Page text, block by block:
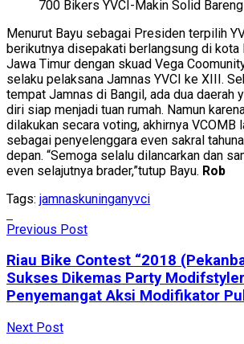
700 Bikers YVCI-Makin Solid
Menurut Bayu sebagai Presiden terpilih
berikutnya disepakati berlangsung di kota
Jawa Timur dengan skuad Vega
selaku pelaksana Jamnas YVCI ke XIII.
tempat Jamnas di Bangil, ada dua daerah
diri siap menjadi tuan rumah. Namun
dilakukan secara voting, akhirnya VCOMB
sebagai penyelenggara even sakral
depan. “Semoga selalu dilancarkan dan
even selajutnya brader,”tutup Bayu. Rob
Tags: jamnaskuninganyvci
Previous Post
Riau Bike Contest “2018
Sukses Dikemas Party
Penyemangat Aksi Modifikator
Next Post